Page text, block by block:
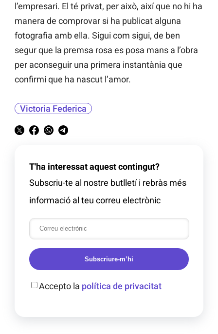
l’empresari. El té privat, per això, així que no hi ha
manera de comprovar si ha publicat alguna
fotografia amb ella. Sigui com sigui, de ben
segur que la premsa rosa es posa mans a l’obra
per aconseguir una primera instantània que
confirmi que ha nascut l’amor.
Victoria Federica
T'ha interessat aquest contingut?
Subscriu-te al nostre butlletí i rebràs més
informació al teu correu electrònic
Subscriure-m’hi
Accepto la política de privacitat